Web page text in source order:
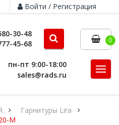
Войти / Регистрация
30-48
45-68
0
пн-пт 9:00-18:00
sales@rads.ru
Гарнитуры Lira
M